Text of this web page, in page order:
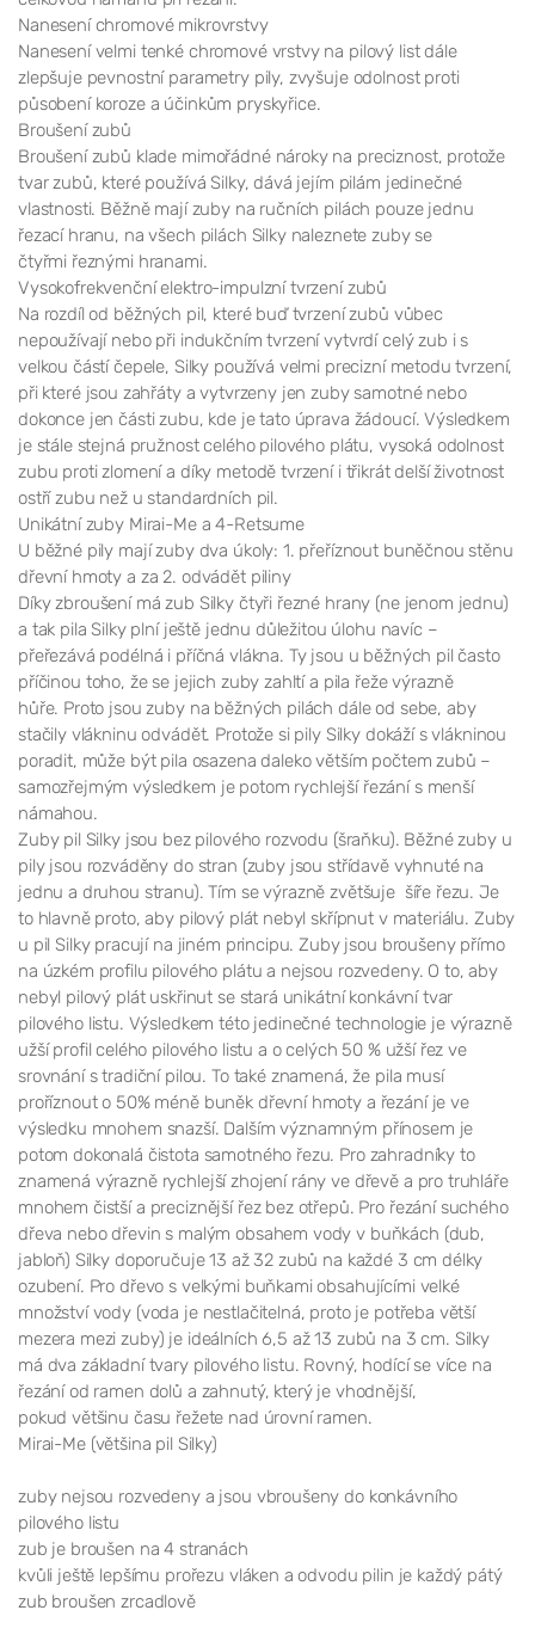
Nanesení chromové mikrovrstvy
Nanesení velmi tenké chromové vrstvy na pilový list dále
zlepšuje pevnostní parametry pily, zvyšuje odolnost proti
působení koroze a účinkům pryskyřice.
Broušení zubů
Broušení zubů klade mimořádné nároky na preciznost, protože
tvar zubů, které používá Silky, dává jejím pilám jedinečné
vlastnosti. Běžně mají zuby na ručních pilách pouze jednu
řezací hranu, na všech pilách Silky naleznete zuby se
čtyřmi řeznými hranami.
Vysokofrekvenční elektro-impulzní tvrzení zubů
Na rozdíl od běžných pil, které buď tvrzení zubů vůbec
nepoužívají nebo při indukčním tvrzení vytvrdí celý zub i s
velkou částí čepele, Silky používá velmi precizní metodu tvrzení,
při které jsou zahřáty a vytvrzeny jen zuby samotné nebo
dokonce jen části zubu, kde je tato úprava žádoucí. Výsledkem
je stále stejná pružnost celého pilového plátu, vysoká odolnost
zubu proti zlomení a díky metodě tvrzení i třikrát delší životnost
ostří zubu než u standardních pil.
Unikátní zuby Mirai-Me a 4-Retsume
U běžné pily mají zuby dva úkoly: 1. přeříznout buněčnou stěnu
dřevní hmoty a za 2. odvádět piliny
Díky zbroušení má zub Silky čtyři řezné hrany (ne jenom jednu)
a tak pila Silky plní ještě jednu důležitou úlohu navíc –
přeřezává podélná i příčná vlákna. Ty jsou u běžných pil často
příčinou toho, že se jejich zuby zahltí a pila řeže výrazně
hůře. Proto jsou zuby na běžných pilách dále od sebe, aby
stačily vlákninu odvádět. Protože si pily Silky dokáží s vlákninou
poradit, může být pila osazena daleko větším počtem zubů –
samozřejmým výsledkem je potom rychlejší řezání s menší
námahou.
Zuby pil Silky jsou bez pilového rozvodu (šraňku). Běžné zuby u
pily jsou rozváděny do stran (zuby jsou střídavě vyhnuté na
jednu a druhou stranu). Tím se výrazně zvětšuje šíře řezu. Je
to hlavně proto, aby pilový plát nebyl skřípnut v materiálu. Zuby
u pil Silky pracují na jiném principu. Zuby jsou broušeny přímo
na úzkém profilu pilového plátu a nejsou rozvedeny. O to, aby
nebyl pilový plát uskřinut se stará unikátní konkávní tvar
pilového listu. Výsledkem této jedinečné technologie je výrazně
užší profil celého pilového listu a o celých 50 % užší řez ve
srovnání s tradiční pilou. To také znamená, že pila musí
proříznout o 50% méně buněk dřevní hmoty a řezání je ve
výsledku mnohem snazší. Dalším významným přínosem je
potom dokonalá čistota samotného řezu. Pro zahradníky to
znamená výrazně rychlejší zhojení rány ve dřevě a pro truhláře
mnohem čistší a preciznější řez bez otřepů. Pro řezání suchého
dřeva nebo dřevin s malým obsahem vody v buňkách (dub,
jabloň) Silky doporučuje 13 až 32 zubů na každé 3 cm délky
ozubení. Pro dřevo s velkými buňkami obsahujícími velké
množství vody (voda je nestlačitelná, proto je potřeba větší
mezera mezi zuby) je ideálních 6,5 až 13 zubů na 3 cm. Silky
má dva základní tvary pilového listu. Rovný, hodící se více na
řezání od ramen dolů a zahnutý, který je vhodnější,
pokud většinu času řežete nad úrovní ramen.
Mirai-Me (většina pil Silky)
zuby nejsou rozvedeny a jsou vbroušeny do konkávního
pilového listu
zub je broušen na 4 stranách
kvůli ještě lepšímu prořezu vláken a odvodu pilin je každý pátý
zub broušen zrcadlově